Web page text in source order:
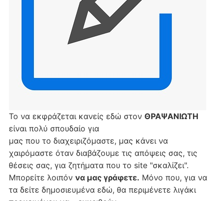
Το να εκφράζεται κανείς εδώ στον ΘΡΑΨΑΝΙΩΤΗ
είναι πολύ σπουδαίο για
μας που το διαχειριζόμαστε, μας κάνει να
χαιρόμαστε όταν διαβάζουμε τις απόψεις σας, τις
θέσεις σας, για ζητήματα που το site "σκαλίζει".
Μπορείτε λοιπόν να μας γράφετε. Μόνο που, για να
τα δείτε δημοσιευμένα εδώ, θα περιμένετε λιγάκι